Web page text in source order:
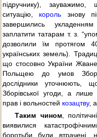
підручнику),
ситуацію, король знову
завершились
заплатити татарам т. з.
дозволили їм протягом
українських земель).
що стосовно України
Польщею до умов
дослідники
Зборівської угоди, а лише
прав і вольностей козацтву,
Таким чином,
виявилися
боротьби були втрачені,